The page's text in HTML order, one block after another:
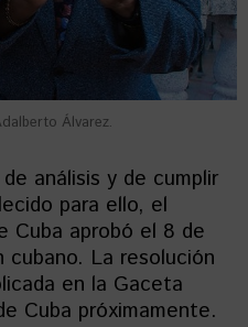
Álvarez.
análisis y de cumplir
para ello, el
Cuba aprobó el 8 de
La resolución
en la Gaceta
Cuba próximamente.